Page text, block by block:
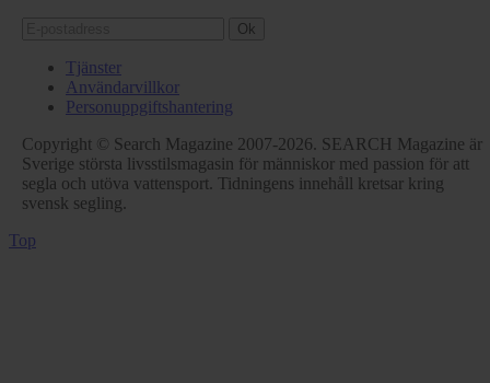
Ok
Tjänster
Användarvillkor
Personuppgiftshantering
Copyright © Search Magazine 2007-2026. SEARCH Magazine är
Sverige största livsstilsmagasin för människor med passion för att
segla och utöva vattensport. Tidningens innehåll kretsar kring
svensk segling.
Top